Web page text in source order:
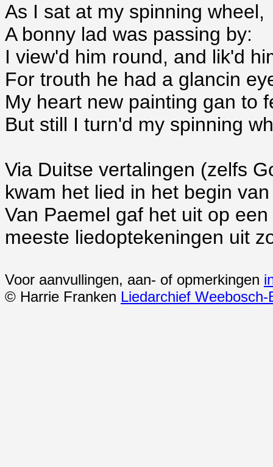
As I sat at my spinning wheel,
A bonny lad was passing by:
I view'd him round, and lik'd
For trouth he had a glancin
My heart new painting gan to
But still I turn'd my spinning
Via Duitse vertalingen (zelfs
kwam het lied in het begin
Van Paemel gaf het uit op
meeste liedoptekeningen uit
Voor aanvullingen, aan- of opmerkingen
© Harrie Franken Liedarchief Weebosch-